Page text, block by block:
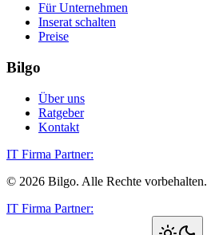
Für Unternehmen
Inserat schalten
Preise
Bilgo
Über uns
Ratgeber
Kontakt
IT Firma Partner:
© 2026 Bilgo. Alle Rechte vorbehalten.
IT Firma Partner: